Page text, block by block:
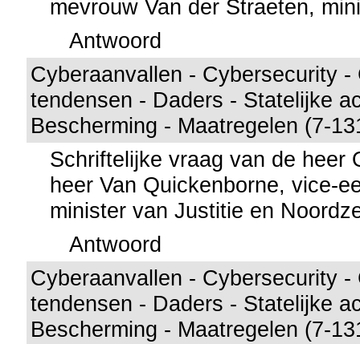
mevrouw Van der Straeten,
Antwoord
Cyberaanvallen - Cybersecurity -
tendensen - Daders - Statelijke
Bescherming - Maatregelen (7-
Schriftelijke vraag van de heer
heer Van Quickenborne, vice-
minister van Justitie en
Antwoord
Cyberaanvallen - Cybersecurity -
tendensen - Daders - Statelijke
Bescherming - Maatregelen (7-